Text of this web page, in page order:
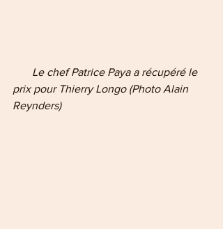
Le chef Patrice Paya a récupéré le
prix pour Thierry Longo (Photo Alain
Reynders)